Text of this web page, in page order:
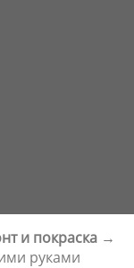
и покраска →
руками